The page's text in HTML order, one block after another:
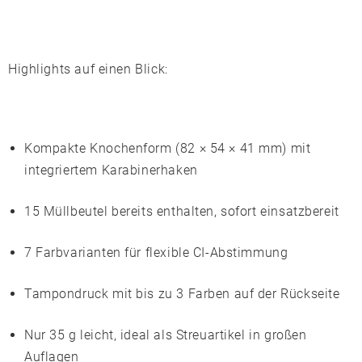
Highlights auf einen Blick:
Kompakte Knochenform (82 × 54 × 41 mm) mit
integriertem Karabinerhaken
15 Müllbeutel bereits enthalten, sofort einsatzbereit
7 Farbvarianten für flexible CI-Abstimmung
Tampondruck mit bis zu 3 Farben auf der Rückseite
Nur 35 g leicht, ideal als Streuartikel in großen
Auflagen